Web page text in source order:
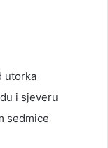
utorka
i sjeveru
sedmice